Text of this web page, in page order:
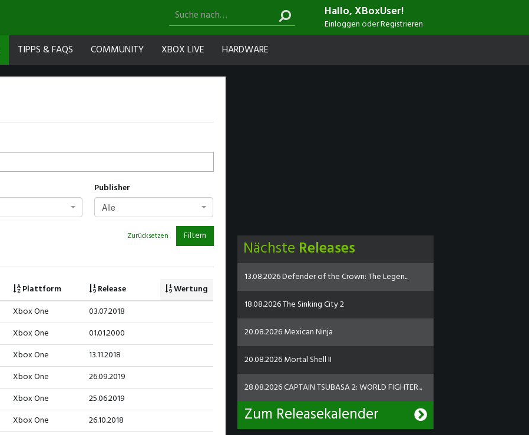
Hallo, XBoxUser!
EinloggenoderRegistrieren
TIPPS & FAQS COMMUNITY XBOX LIVE HARDWARE
Publisher
Alle
Filtern
Zurücksetzen
Plattform Release
Wertung
Xbox One
03.07.2018
Xbox One
01.01.2000
Xbox One
13.11.2018
Xbox One
26.09.2019
Xbox One
25.06.2019
Xbox One
26.10.2018
Nächste Releases
13.08.2026 Defender of the Crown: The Legen...
18.08.2026 The Sinking City 2
20.08.2026 Mexican Ninja
20.08.2026 Mortal Shell II
28.08.2026 CAPTAIN TSUBASA 2: WORLD FIGHTER...
Zum Releasekalender